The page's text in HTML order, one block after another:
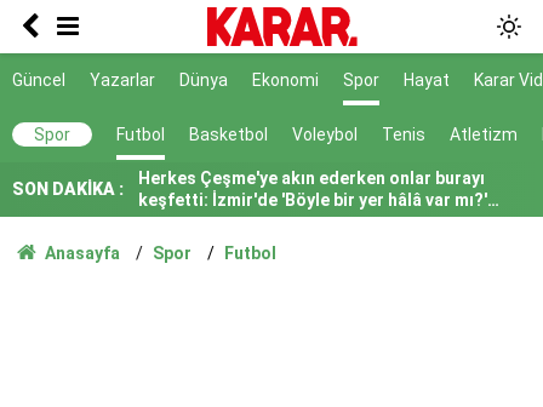
Güncel Yazarlar Dünya Ekonomi Spor Hayat Karar
Spor Futbol Basketbol Voleybol Tenis Atletizm
SON DAKİKA :
Poyraz lezzetine lezzet katıyor!
keşfetti: İzmir'de 'Böyle bir yer hâlâ var mı?'
dedirtecek o saklı cennet
DALGICLAR BILE ISIN ICINDEYMIS
AK Parti ile fark 4 puanı aştı
Anasayfa Spor Futbol